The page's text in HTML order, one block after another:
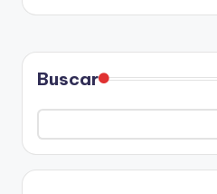
e
c
ki
n
g
Buscar